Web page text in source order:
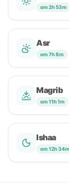
om 2h 53m
Asr
om 7h 8m
Magrib
om 11h 1m
Ishaa
om 12h 34m